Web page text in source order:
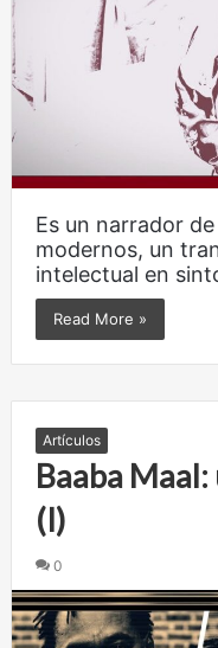
Es un narrador
modernos, un
intelectual en
Read More »
Artículos
Baaba
(I)
0